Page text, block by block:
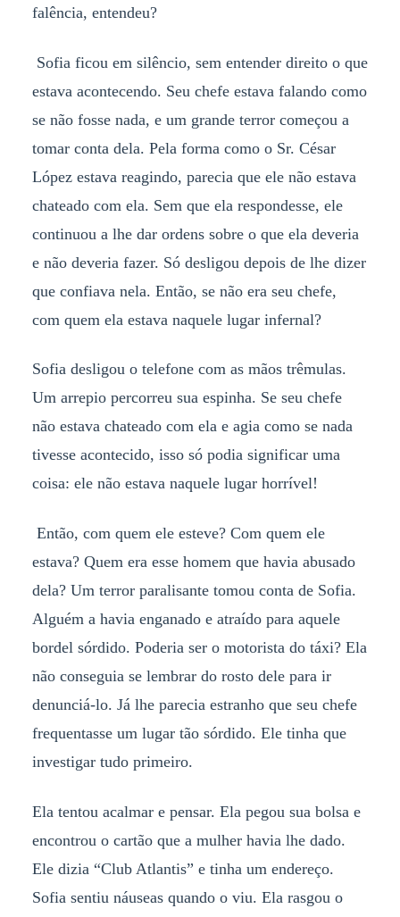
falência, entendeu?
Sofia ficou em silêncio, sem entender direito o que
estava acontecendo. Seu chefe estava falando como
se não fosse nada, e um grande terror começou a
tomar conta dela. Pela forma como o Sr. César
López estava reagindo, parecia que ele não estava
chateado com ela. Sem que ela respondesse, ele
continuou a lhe dar ordens sobre o que ela deveria
e não deveria fazer. Só desligou depois de lhe dizer
que confiava nela. Então, se não era seu chefe,
com quem ela estava naquele lugar infernal?
Sofia desligou o telefone com as mãos trêmulas.
Um arrepio percorreu sua espinha. Se seu chefe
não estava chateado com ela e agia como se nada
tivesse acontecido, isso só podia significar uma
coisa: ele não estava naquele lugar horrível!
Então, com quem ele esteve? Com quem ele
estava? Quem era esse homem que havia abusado
dela? Um terror paralisante tomou conta de Sofia.
Alguém a havia enganado e atraído para aquele
bordel sórdido. Poderia ser o motorista do táxi? Ela
não conseguia se lembrar do rosto dele para ir
denunciá-lo. Já lhe parecia estranho que seu chefe
frequentasse um lugar tão sórdido. Ele tinha que
investigar tudo primeiro.
Ela tentou acalmar e pensar. Ela pegou sua bolsa e
encontrou o cartão que a mulher havia lhe dado.
Ele dizia “Club Atlantis” e tinha um endereço.
Sofia sentiu náuseas quando o viu. Ela rasgou o